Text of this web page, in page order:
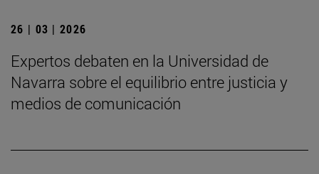
26 | 03 | 2026
Expertos debaten en la Universidad de
Navarra sobre el equilibrio entre justicia y
medios de comunicación